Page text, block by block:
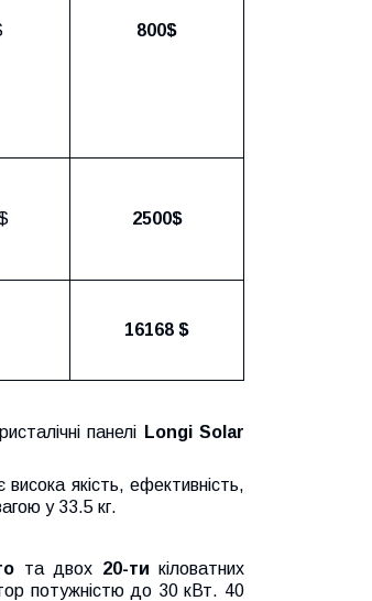
800$
2500$
16168 $
панелі Longi Solar
якість, ефективність,
у 33.5 кг.
та двох 20-ти кіловатних
потужністю до 30 кВт. 40